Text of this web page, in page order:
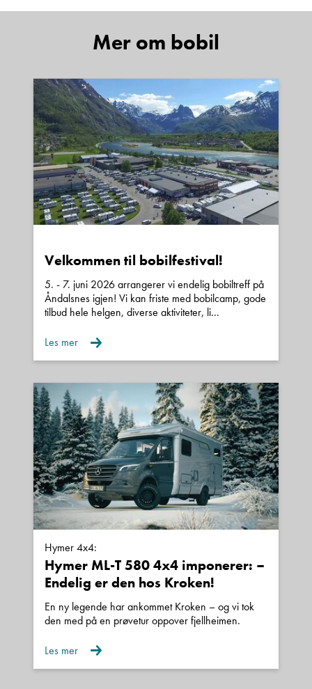
Mer om bobil
Velkommen til bobilfestival!
5. - 7. juni 2026 arrangerer vi endelig bobiltreff på
Åndalsnes igjen! Vi kan friste med bobilcamp, gode
tilbud hele helgen, diverse aktiviteter, li...
Les mer
Hymer 4x4:
Hymer ML-T 580 4x4 imponerer: –
Endelig er den hos Kroken!
En ny legende har ankommet Kroken – og vi tok
den med på en prøvetur oppover fjellheimen.
Les mer